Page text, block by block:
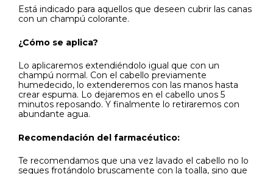
Está indicado para aquellos que deseen cubrir las canas
con un champú colorante.
¿Cómo se aplica?
Lo aplicaremos extendiéndolo igual que con un
champú normal. Con el cabello previamente
humedecido, lo extenderemos con las manos hasta
crear espuma. Lo dejaremos en el cabello unos 5
minutos reposando. Y finalmente lo retiraremos con
abundante agua.
Recomendación del farmacéutico:
Te recomendamos que una vez lavado el cabello no lo
seques frotándolo bruscamente con la toalla, sino que